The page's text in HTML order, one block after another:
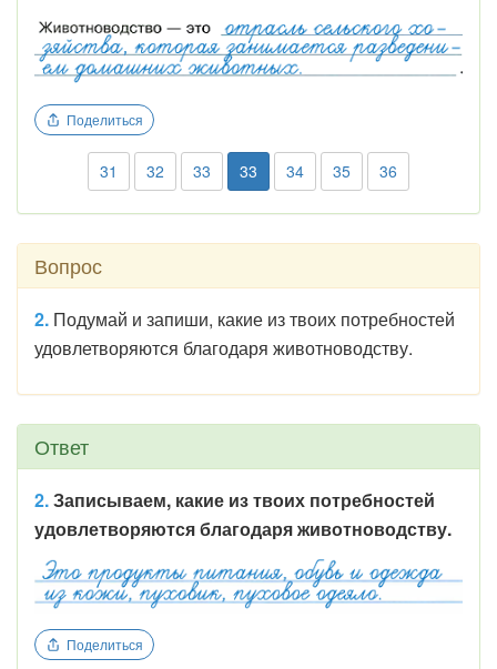
Поделиться
31 32 33 33 34 35 36
Вопрос
2. Подумай и запиши, какие из твоих потребностей
удовлетворяются благодаря животноводству.
Ответ
2.Записываем, какие из твоих потребностей
удовлетворяются благодаря животноводству.
Поделиться